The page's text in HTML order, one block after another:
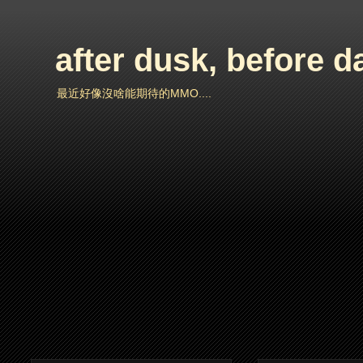
after dusk, before
最近好像沒啥能期待的MMO....